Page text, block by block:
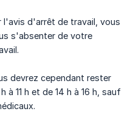
l'avis d'arrêt de travail, vous
s'absenter de votre
devrez cependant rester
11 h et de 14 h à 16 h, sauf